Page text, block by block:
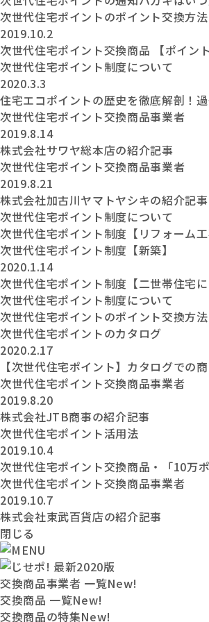
次世代住宅ポイントのポイント交換方法
2019.10.2
次世代住宅ポイント交換商品 【ポイン
次世代住宅ポイント制度について
2020.3.3
住宅エコポイントの歴史を徹底解剖！
次世代住宅ポイント交換商品事業者
2019.8.14
株式会社サワヤ総本店の紹介記事
次世代住宅ポイント交換商品事業者
2019.8.21
株式会社加古川ヤマトヤシキの紹介記事
次世代住宅ポイント制度について
次世代住宅ポイント制度【リフォーム工
次世代住宅ポイント制度【新築】
2020.1.14
次世代住宅ポイント制度【二世帯住宅に
次世代住宅ポイント制度について
次世代住宅ポイントのポイント交換方法
次世代住宅ポイントのカタログ
2020.2.17
【次世代住宅ポイント】カタログでの
次世代住宅ポイント交換商品事業者
2019.8.20
株式会社JTB商事の紹介記事
次世代住宅ポイント活用法
2019.10.4
次世代住宅ポイント交換商品・「10万
次世代住宅ポイント交換商品事業者
2019.10.7
株式会社東武百貨店の紹介記事
閉じる
交換商品事業者 一覧New!
交換商品 一覧New!
交換商品の特集New!